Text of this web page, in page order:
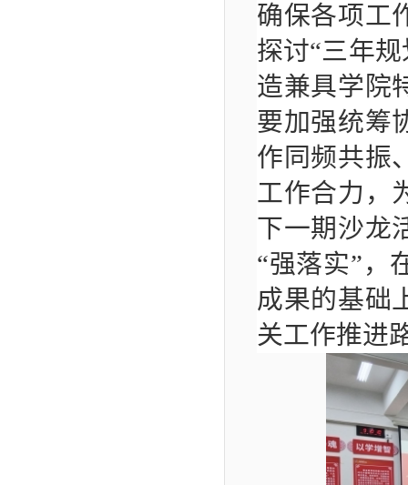
确保各项工
探讨“三年
造兼具学院
要加强统筹
作同频共振
工作合力，
下一期沙龙
“强落实”，
成果的基础
关工作推进